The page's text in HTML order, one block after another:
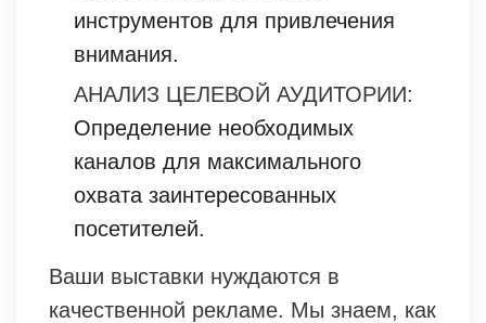
инструментов для привлечения
внимания.
АНАЛИЗ ЦЕЛЕВОЙ АУДИТОРИИ:
Определение необходимых
каналов для максимального
охвата заинтересованных
посетителей.
Ваши выставки нуждаются в
качественной рекламе. Мы знаем, как